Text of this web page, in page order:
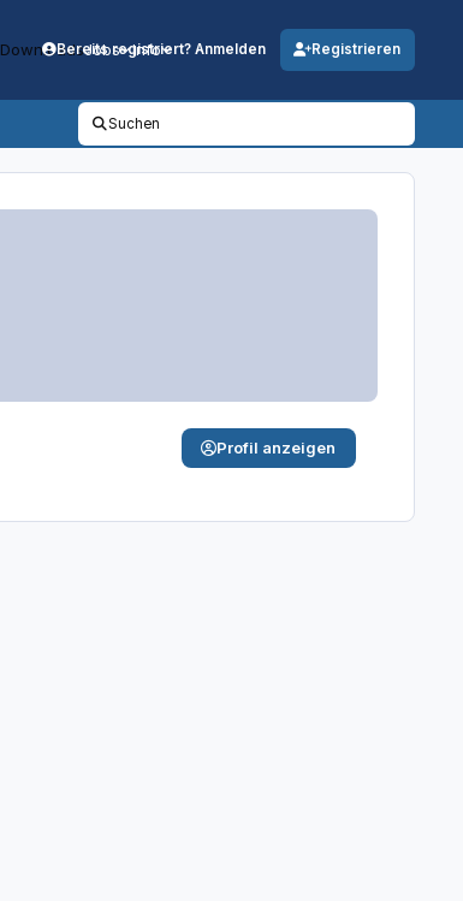
DownloadsJobs Info
Bereits registriert? Anmelden Registrieren
Suchen
Profil anzeigen